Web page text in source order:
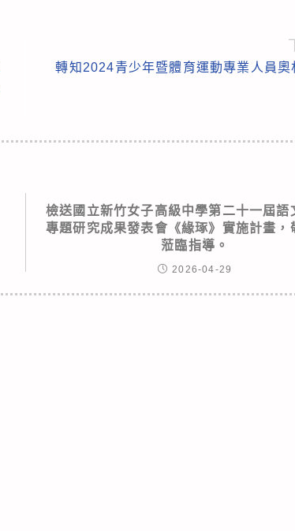
轉知2024青少年暨體育運動專業人員奧
檢送國立新竹女子高級中學第二十一屆語
專題研究成果發表會《緣琢》實施計畫，
蒞臨指導。
2026-04-29